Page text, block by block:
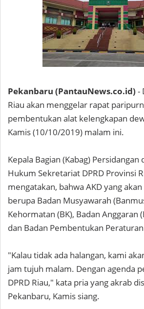
Pekanbaru (PantauNews.co.id) -
Riau akan menggelar rapat
pembentukan alat kelengkapan
Kamis (10/10/2019) malam ini.
Kepala Bagian (Kabag) Persidangan
Hukum Sekretariat DPRD Provinsi
mengatakan, bahwa AKD yang
berupa Badan Musyawarah
Kehormatan (BK), Badan Anggaran
dan Badan Pembentukan
"Kalau tidak ada halangan, kami
jam tujuh malam. Dengan agenda
DPRD Riau," kata pria yang akrab
Pekanbaru, Kamis siang.